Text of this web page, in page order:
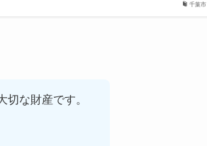
千葉市
な財産です。